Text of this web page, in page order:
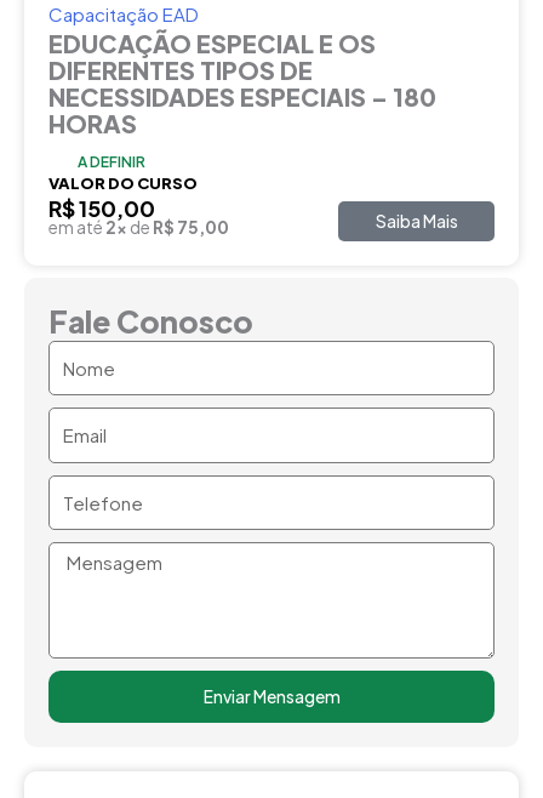
Capacitação EAD
EDUCAÇÃO ESPECIAL E OS
DIFERENTES TIPOS DE
NECESSIDADES ESPECIAIS – 180
HORAS
A DEFINIR
VALOR DO CURSO
R$ 150,00
em até 2x de R$ 75,00 Saiba Mais
Fale Conosco
Mensagem
Enviar Mensagem